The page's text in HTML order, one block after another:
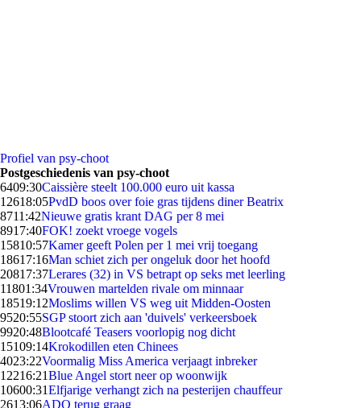
Profiel van psy-choot
Postgeschiedenis van psy-choot
6409:30Caissière steelt 100.000 euro uit kassa
12618:05PvdD boos over foie gras tijdens diner Beatrix
8711:42Nieuwe gratis krant DAG per 8 mei
8917:40FOK! zoekt vroege vogels
15810:57Kamer geeft Polen per 1 mei vrij toegang
18617:16Man schiet zich per ongeluk door het hoofd
20817:37Lerares (32) in VS betrapt op seks met leerling
11801:34Vrouwen martelden rivale om minnaar
18519:12Moslims willen VS weg uit Midden-Oosten
9520:55SGP stoort zich aan 'duivels' verkeersboek
9920:48Blootcafé Teasers voorlopig nog dicht
15109:14Krokodillen eten Chinees
4023:22Voormalig Miss America verjaagt inbreker
12216:21Blue Angel stort neer op woonwijk
10600:31Elfjarige verhangt zich na pesterijen chauffeur
2613:06ADO terug graag